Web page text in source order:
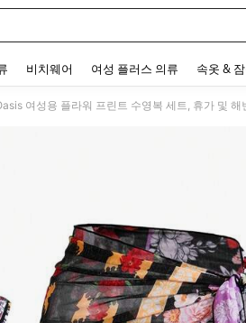
비치웨어 여성 플러스 의류 속옷 &
여성용 플라워 프린트 수영복 세트, 휴가 및 해